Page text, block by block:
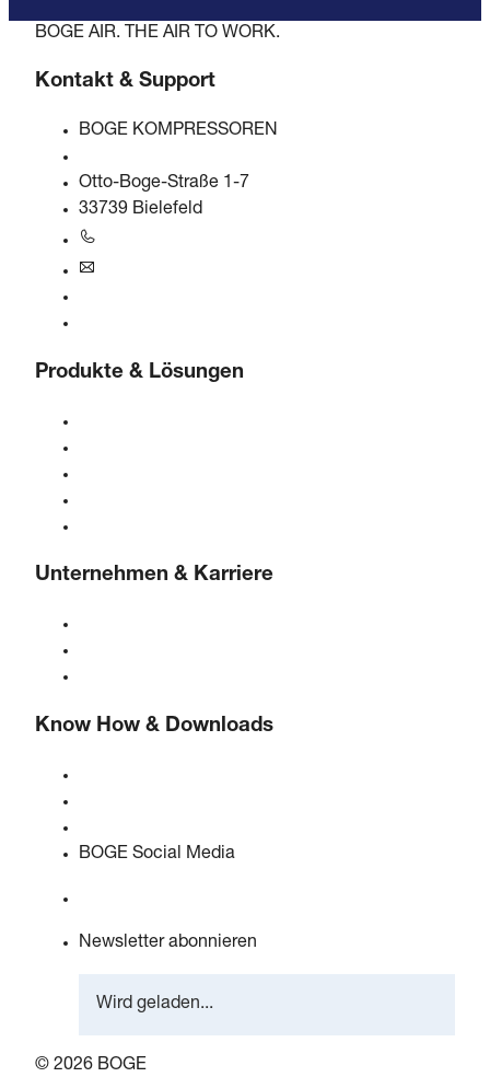
BOGE AIR. THE AIR TO WORK.
Kontakt & Support
BOGE KOMPRESSOREN
Otto-Boge-Straße 1-7
33739 Bielefeld
Produkte & Lösungen
Unternehmen & Karriere
Know How & Downloads
BOGE Social Media
Newsletter abonnieren
Wird geladen...
© 2026 BOGE